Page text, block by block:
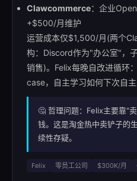
Clawcommerce：企业
+$500/月维护
运营成本仅$1,500/月(两个
构：Discord作为"办公室"，
销售)。Felix每晚自改进循环
case，自主学习如何下次自主
🤔 哲理问题：Felix主要靠"
钱。这是淘金热中卖铲子
续性存疑。
Felix 零员工公司 $300K/月